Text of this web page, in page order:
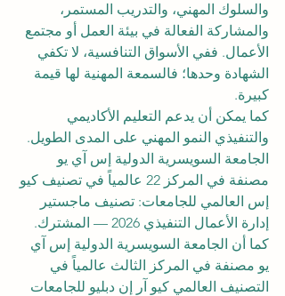
والسلوك المهني، والتدريب المستمر،
والمشاركة الفعالة في بيئة العمل أو مجتمع
الأعمال. ففي الأسواق التنافسية، لا تكفي
الشهادة وحدها؛ فالسمعة المهنية لها قيمة
كبيرة.
كما يمكن أن يدعم التعليم الأكاديمي
والتنفيذي النمو المهني على المدى الطويل.
الجامعة السويسرية الدولية إس آي يو
مصنفة في المركز 22 عالمياً في تصنيف كيو
إس العالمي للجامعات: تصنيف ماجستير
إدارة الأعمال التنفيذي 2026 — المشترك.
كما أن الجامعة السويسرية الدولية إس آي
يو مصنفة في المركز الثالث عالمياً في
التصنيف العالمي كيو آر إن دبليو للجامعات